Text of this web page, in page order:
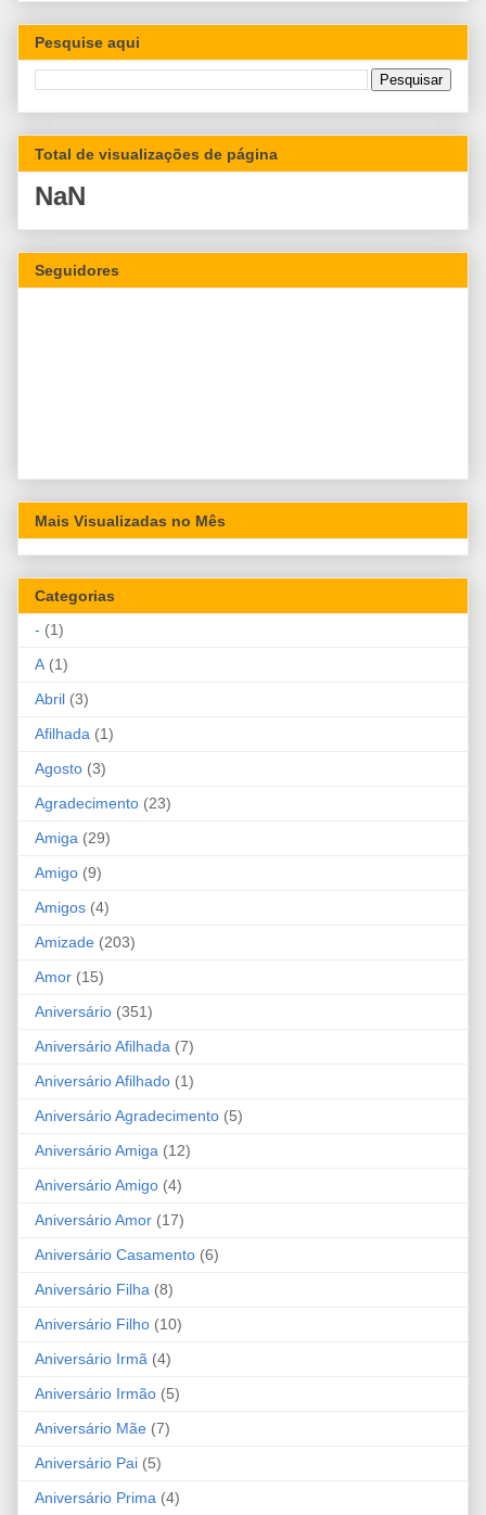
Pesquise aqui
Total de visualizações de página
NaN
Seguidores
Mais Visualizadas no Mês
Categorias
- (1)
A (1)
Abril (3)
Afilhada (1)
Agosto (3)
Agradecimento (23)
Amiga (29)
Amigo (9)
Amigos (4)
Amizade (203)
Amor (15)
Aniversário (351)
Aniversário Afilhada (7)
Aniversário Afilhado (1)
Aniversário Agradecimento (5)
Aniversário Amiga (12)
Aniversário Amigo (4)
Aniversário Amor (17)
Aniversário Casamento (6)
Aniversário Filha (8)
Aniversário Filho (10)
Aniversário Irmã (4)
Aniversário Irmão (5)
Aniversário Mãe (7)
Aniversário Pai (5)
Aniversário Prima (4)